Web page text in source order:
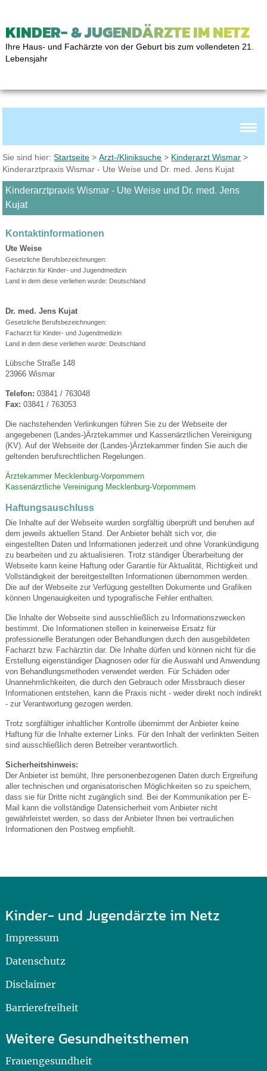
KINDER- & JUGENDÄRZTE IM NETZ
Ihre Haus- und Fachärzte von der Geburt bis zum vollendeten 21.
Lebensjahr
Sie sind hier:Startseite >Arzt-/Kliniksuche > Kinderarzt Wismar >
Kinderarztpraxis Wismar - Ute Weise und Dr. med. Jens Kujat
Kinderarztpraxis Wismar - Ute Weise und Dr. med. Jens
Kujat
Kontaktinformationen
Ute Weise
Gesetzliche Berufsbezeichnungen:
Fachärztin für Kinder- und Jugendmedizin
Land in dem diese verliehen wurde: Deutschland
Dr. med. Jens Kujat
Gesetzliche Berufsbezeichnungen:
Facharzt für Kinder- und Jugendmedizin
Land in dem diese verliehen wurde: Deutschland
Lübsche Straße 148
23966 Wismar
Telefon: 03841 / 763048
Fax: 03841 / 763053
Die nachstehenden Verlinkungen führen Sie zu der Webseite der
angegebenen (Landes-)Ärztekammer und Kassenärztlichen Vereinigung
(KV). Auf der Webseite der (Landes-)Ärztekammer finden Sie auch die
geltenden berufsrechtlichen Regelungen.
Ärztekammer Mecklenburg-Vorpommern
Kassenärztliche Vereinigung Mecklenburg-Vorpommern
Haftungsauschluss
Die Inhalte auf der Webseite wurden sorgfältig überprüft und beruhen auf
dem jeweils aktuellen Stand. Der Anbieter behält sich vor, die
eingestellten Daten und Informationen jederzeit und ohne Vorankündigung
zu bearbeiten und zu aktualisieren. Trotz ständiger Überarbeitung der
Webseite kann keine Haftung oder Garantie für Aktualität, Richtigkeit und
Vollständigkeit der bereitgestellten Informationen übernommen werden.
Die auf der Webseite zur Verfügung gestellten Dokumente und Grafiken
können Ungenauigkeiten und typografische Fehler enthalten.
Die Inhalte der Webseite sind ausschließlich zu Informationszwecken
bestimmt. Die Informationen stellen in keinerweise Ersatz für
professionelle Beratungen oder Behandlungen durch den ausgebildeten
Facharzt bzw. Fachärztin dar. Die Inhalte dürfen und können nicht für die
Erstellung eigenständiger Diagnosen oder für die Auswahl und Anwendung
von Behandlungsmethoden verwendet werden. Für Schäden oder
Unannehmlichkeiten, die durch den Gebrauch oder Missbrauch dieser
Informationen entstehen, kann die Praxis nicht - weder direkt noch indirekt
- zur Verantwortung gezogen werden.
Trotz sorgfältiger inhaltlicher Kontrolle übernimmt der Anbieter keine
Haftung für die Inhalte externer Links. Für den Inhalt der verlinkten Seiten
sind ausschließlich deren Betreiber verantwortlich.
Sicherheitshinweis:
Der Anbieter ist bemüht, Ihre personenbezogenen Daten durch Ergreifung
aller technischen und organisatorischen Möglichkeiten so zu speichern,
dass sie für Dritte nicht zugänglich sind. Bei der Kommunikation per E-
Mail kann die vollständige Datensicherheit vom Anbieter nicht
gewährleistet werden, so dass der Anbieter Ihnen bei vertraulichen
Informationen den Postweg empfiehlt.
Kinder- und Jugendärzte im Netz
Impressum
Datenschutz
Disclaimer
Barrierefreiheit
Weitere Gesundheitsthemen
Frauengesundheit